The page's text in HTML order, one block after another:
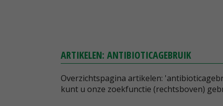
ARTIKELEN: ANTIBIOTICAGEBRUIK
Overzichtspagina artikelen:
kunt u onze zoekfunctie (rechtsboven)